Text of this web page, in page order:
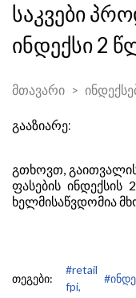
საკვები
ინდექსი 2
მთავარი
გააზიარე:
გთხოვთ,
ფასების ინდექსის
ხელმისაწვდომია
თეგები:
#retail
fpi,